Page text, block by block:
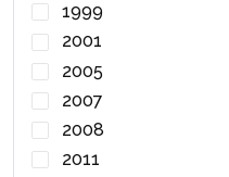
1999
2001
2005
2007
2008
2011